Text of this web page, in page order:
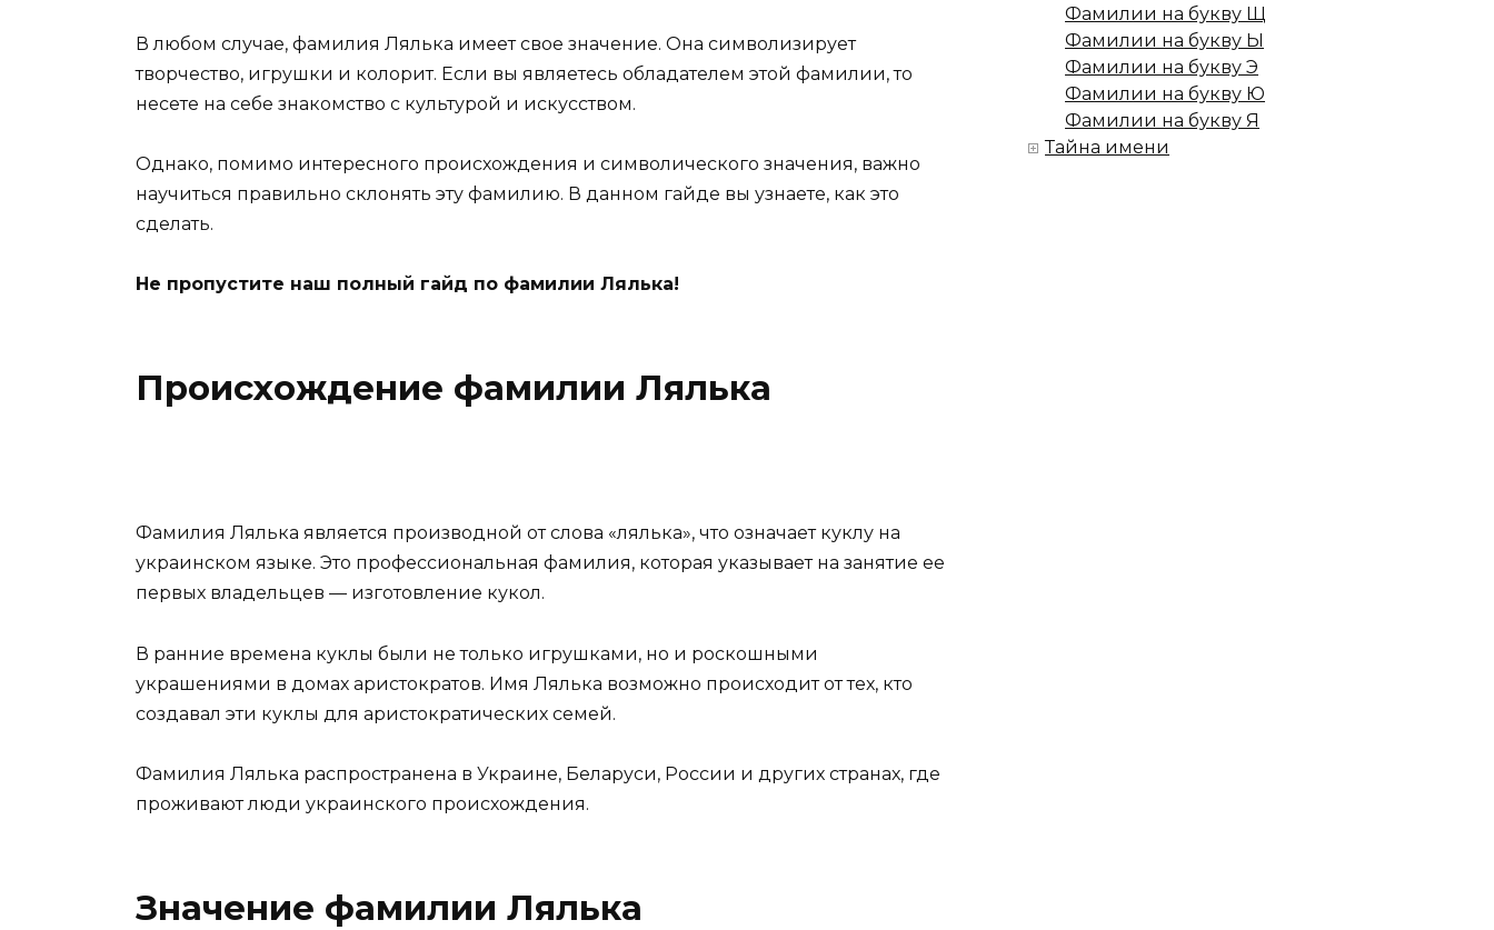
В любом случае, фамилия Лялька имеет свое значение. Она символизирует
творчество, игрушки и колорит. Если вы являетесь обладателем этой фамилии, то
несете на себе знакомство с культурой и искусством.
Однако, помимо интересного происхождения и символического значения, важно
научиться правильно склонять эту фамилию. В данном гайде вы узнаете, как это
сделать.
Не пропустите наш полный гайд по фамилии Лялька!
Происхождение фамилии Лялька
Фамилия Лялька является производной от слова «лялька», что означает куклу на
украинском языке. Это профессиональная фамилия, которая указывает на занятие ее
первых владельцев — изготовление кукол.
В ранние времена куклы были не только игрушками, но и роскошными
украшениями в домах аристократов. Имя Лялька возможно происходит от тех, кто
создавал эти куклы для аристократических семей.
Фамилия Лялька распространена в Украине, Беларуси, России и других странах, где
проживают люди украинского происхождения.
Значение фамилии Лялька
Фамилии на букву Щ
Фамилии на букву Ы
Фамилии на букву Э
Фамилии на букву Ю
Фамилии на букву Я
Тайна имени